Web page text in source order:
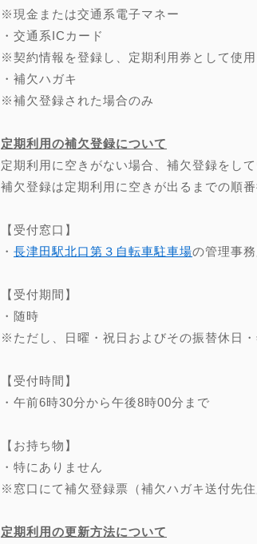
※現金または交通系電子マネー
・交通系ICカード
※契約情報を登録し、定期利用券として使
・補欠ハガキ
※補欠登録された場合のみ
定期利用の補欠登録について
定期利用に空きがない場合、補欠登録をして
補欠登録は定期利用に空きが出るまでの順
【受付窓口】
・ 長津田駅北口第３自転車駐車場の管理事
【受付期間】
・随時
※ただし、日曜・祝日およびその振替休日
【受付時間】
・午前6時30分から午後8時00分まで
【お持ち物】
・特にありません
※窓口にて補欠登録票（補欠ハガキ送付先
定期利用の更新方法について